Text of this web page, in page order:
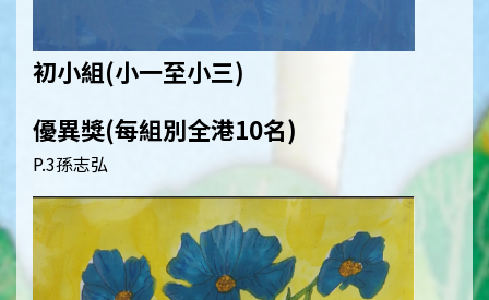
初小組(小一至小三)
優異獎(每組別全港10名)
P.3孫志弘